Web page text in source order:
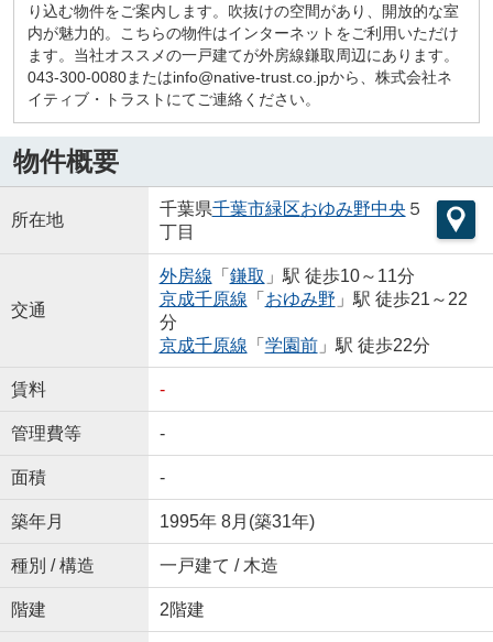
り込む物件をご案内します。吹抜けの空間があり、開放的な室
内が魅力的。こちらの物件はインターネットをご利用いただけ
ます。当社オススメの一戸建てが外房線鎌取周辺にあります。
043-300-0080またはinfo@native-trust.co.jpから、株式会社ネ
イティブ・トラストにてご連絡ください。
物件概要
所在地
千葉県千葉市緑区おゆみ野中央 ５
丁目
交通
外房線 「 鎌取 」駅 徒歩10～11分
京成千原線 「 おゆみ野 」駅 徒歩21～22
分
京成千原線 「 学園前」駅 徒歩22分
賃料 -
管理費等 -
面積 -
築年月 1995年 8月(築31年)
種別 / 構造 一戸建て / 木造
階建 2階建